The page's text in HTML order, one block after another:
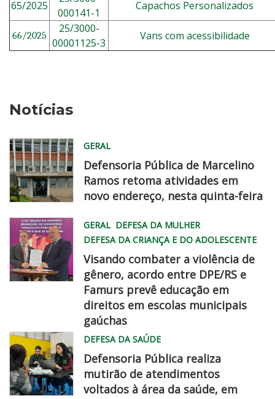
65/2025
000141-1
Capachos Personalizados
66/2025
25/3000-
00001125-3
Vans com acessibilidade
Notícias
WhatsApp
Image
2026
08
06
22
PM
GERAL
Defensoria Pública de Marcelino
Ramos retoma atividades em
novo endereço, nesta quinta-feira
chegadisso
GERAL DEFESA DA MULHER
DEFESA DA CRIANÇA E DO ADOLESCENTE
Visando combater a violência de
gênero, acordo entre DPE/RS e
Famurs prevê educação em
direitos em escolas municipais
gaúchas
DEFESA DA SAÚDE
Defensoria Pública realiza
mutirão de atendimentos
voltados à área da saúde, em